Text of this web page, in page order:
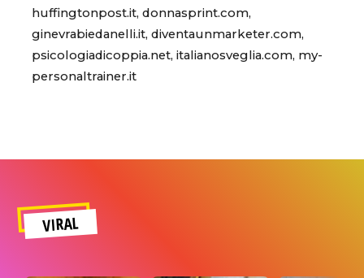
huffingtonpost.it, donnasprint.com,
ginevrabiedanelli.it, diventaunmarketer.com,
psicologiadicoppia.net, italianosveglia.com, my-
personaltrainer.it
VIRAL